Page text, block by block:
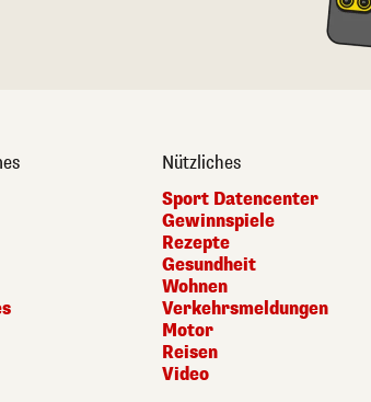
Nützliches
Sport Datencenter
Gewinnspiele
Rezepte
Gesundheit
Wohnen
Verkehrsmeldungen
Motor
Reisen
Video